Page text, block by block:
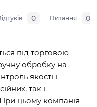
0 Питання 0
під торговою
обробку на
якості і
так і
При цьому компанія